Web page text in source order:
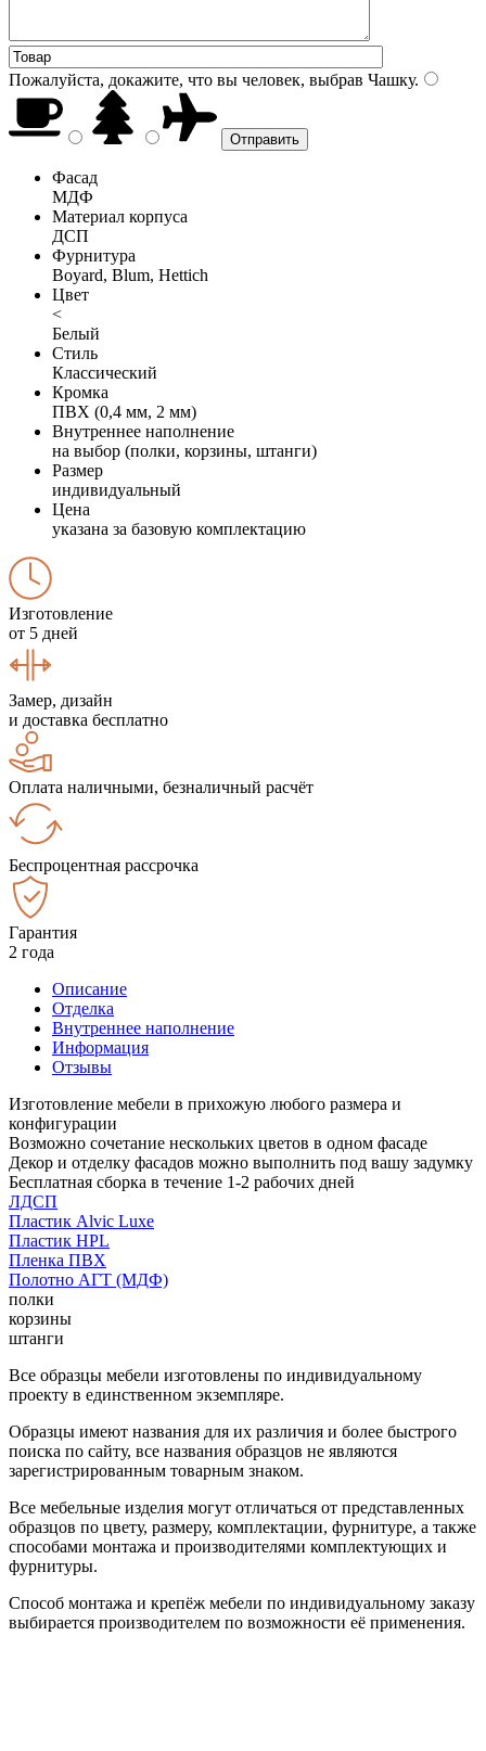
Пожалуйста, докажите, что вы человек, выбрав Чашку.
Фасад
МДФ
Материал корпуса
ДСП
Фурнитура
Boyard, Blum, Hettich
Цвет
<
Белый
Стиль
Классический
Кромка
ПВХ (0,4 мм, 2 мм)
Внутреннее наполнение
на выбор (полки, корзины, штанги)
Размер
индивидуальный
Цена
указана за базовую комплектацию
Изготовление
от 5 дней
Замер, дизайн
и доставка бесплатно
Оплата наличными, безналичный расчёт
Беспроцентная рассрочка
Гарантия
2 года
Описание
Отделка
Внутреннее наполнение
Информация
Отзывы
Изготовление мебели в прихожую любого размера и
конфигурации
Возможно сочетание нескольких цветов в одном фасаде
Декор и отделку фасадов можно выполнить под вашу задумку
Бесплатная сборка в течение 1-2 рабочих дней
ЛДСП
Пластик Alvic Luxe
Пластик HPL
Пленка ПВХ
Полотно АГТ (МДФ)
полки
корзины
штанги
Все образцы мебели изготовлены по индивидуальному
проекту в единственном экземпляре.
Образцы имеют названия для их различия и более быстрого
поиска по сайту, все названия образцов не являются
зарегистрированным товарным знаком.
Все мебельные изделия могут отличаться от представленных
образцов по цвету, размеру, комплектации, фурнитуре, а также
способами монтажа и производителями комплектующих и
фурнитуры.
Способ монтажа и крепёж мебели по индивидуальному заказу
выбирается производителем по возможности её применения.